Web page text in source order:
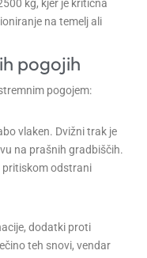
kg, kjer je kritična
na temelj ali
pogojih
pogojem:
vlaken. Dvižni trak je
na prašnih gradbiščih.
pritiskom odstrani
dodatki proti
teh snovi, vendar